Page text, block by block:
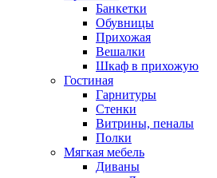
Банкетки
Обувницы
Прихожая
Вешалки
Шкаф в прихожую
Гостиная
Гарнитуры
Стенки
Витрины, пеналы
Полки
Мягкая мебель
Диваны